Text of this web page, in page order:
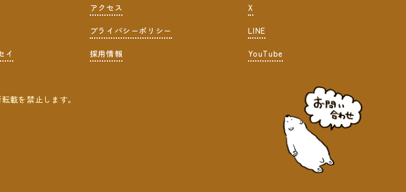
イ
アクセス
プライバシーポリシー
採用情報
X
LINE
YouTube
載を禁止します。